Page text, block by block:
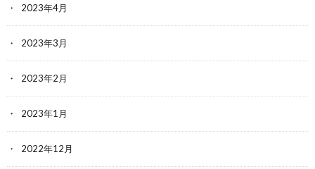
2023年4月
2023年3月
2023年2月
2023年1月
2022年12月